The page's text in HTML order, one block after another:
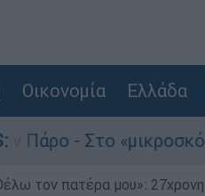
Οικονομία Ελλάδα
ο
τον πατέρα μου»: